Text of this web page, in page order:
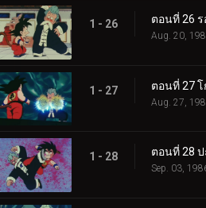
1 - 26
Aug. 20,
1 - 27
Aug. 27,
1 - 28 ตอนที่ 28
Sep. 03,